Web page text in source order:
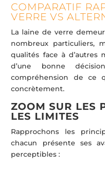
COMPARATIF
VERRE VS
La laine de verre
nombreux particuliers,
qualités face à d’autres
d’une bonne
compréhension de ce
concrètement.
ZOOM SUR LES
LES LIMITES
Rapprochons les
chacun présente ses
perceptibles :